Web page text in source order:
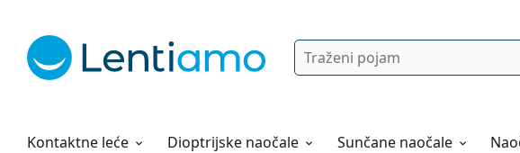
Pretraga
Kontaktne leće
Otopine za leće Dioptrijske naočale Sunčane naočale
Sve o kupovini